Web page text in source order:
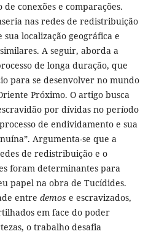
conexões e comparações.
nas redes de redistribuição
localização geográfica e
A seguir, aborda a
de longa duração, que
para se desenvolver no mundo
Próximo. O artigo busca
por dívidas no período
de endividamento e sua
Argumenta-se que a
de redistribuição e o
foram determinantes para
papel na obra de Tucídides.
entre demos e escravizados,
em face do poder
o trabalho desafia